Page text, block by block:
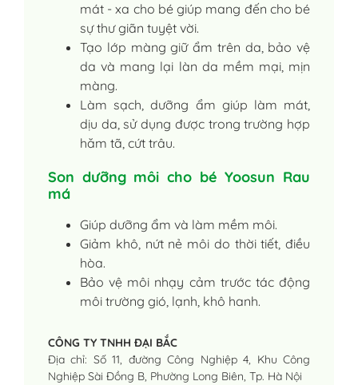
mát - xa cho bé giúp mang đến cho bé
sự thư giãn tuyệt vời.
Tạo lớp màng giữ ẩm trên da, bảo vệ
da và mang lại làn da mềm mại, mịn
màng.
Làm sạch, dưỡng ẩm giúp làm mát,
dịu da, sử dụng được trong trường hợp
hăm tã, cứt trâu.
Son dưỡng môi cho bé Yoosun Rau
má
Giúp dưỡng ẩm và làm mềm môi.
Giảm khô, nứt nẻ môi do thời tiết, điều
hòa.
Bảo vệ môi nhạy cảm trước tác động
môi trường gió, lạnh, khô hanh.
CÔNG TY TNHH ĐẠI BẮC
Địa chỉ: Số 11, đường Công Nghiệp 4, Khu Công
Nghiệp Sài Đồng B, Phường Long Biên, Tp. Hà Nội